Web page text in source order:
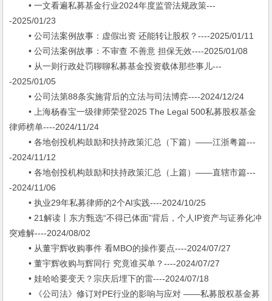
• 一文看遍私募基金行业2024年度监管法规政策---
-2025/01/23
• 公司法案例故事：虚假出资 还能转让股权？----2025/01/11
• 公司法案例故事：不审查 不善意 担保无效----2025/01/08
• 从一则行政处罚聊聊私募基金投资载体那些事儿---
-2025/01/05
• 公司法第88条实施背后的立法与司法博弈----2024/12/24
• 上海杨春宝一级律师荣登2025 The Legal 500私募股权基金
律师榜单----2024/11/24
• 各地创投机构鼓励和扶持政策汇总（下篇）——江浙粤篇---
-2024/11/12
• 各地创投机构鼓励和扶持政策汇总（上篇）——直辖市篇---
-2024/11/06
• 执业29年私募律师的2个AI实践----2024/10/25
• 21解读丨东方甄选“不得已体面”背后，个人IP资产与证券化冲
突难解----2024/08/02
• 从董宇辉收购事件 看MBO的操作要点----2024/07/27
• 董宇辉收购与辉同行 究竟谁买单？----2024/07/27
• 娃哈哈要变天？宗庆后埋下的雷----2024/07/18
• 《公司法》修订对PE行业的影响与应对 ——私募股权基金募